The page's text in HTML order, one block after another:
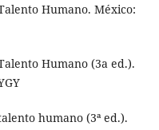
Humano. México:
Humano (3a ed.).
humano (3ª ed.).